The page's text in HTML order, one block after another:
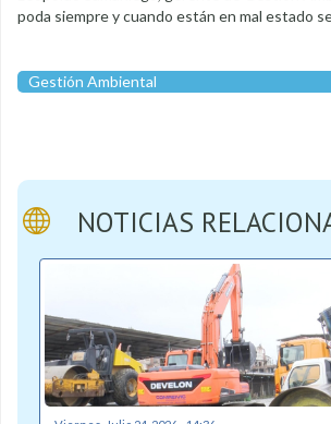
poda siempre y cuando están en mal estado
Gestión Ambiental
NOTICIAS